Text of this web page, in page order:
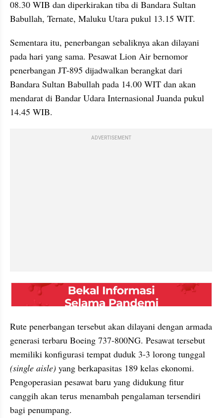
08.30 WIB dan diperkirakan tiba di Bandara Sultan
Babullah, Ternate, Maluku Utara pukul 13.15 WIT.
Sementara itu, penerbangan sebaliknya akan dilayani
pada hari yang sama. Pesawat Lion Air bernomor
penerbangan JT-895 dijadwalkan berangkat dari
Bandara Sultan Babullah pada 14.00 WIT dan akan
mendarat di Bandar Udara Internasional Juanda pukul
14.45 WIB.
ADVERTISEMENT
embed from external kumparan
Rute penerbangan tersebut akan dilayani dengan armada
generasi terbaru Boeing 737-800NG. Pesawat tersebut
(single aisle) yang berkapasitas 189 kelas ekonomi.
Pengoperasian pesawat baru yang didukung fitur
canggih akan terus menambah pengalaman tersendiri
bagi penumpang.